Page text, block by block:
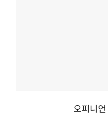
오피니언